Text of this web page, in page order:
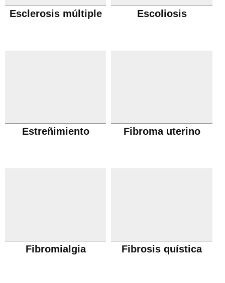
Esclerosis múltiple Escoliosis
Estreñimiento Fibroma uterino
Fibromialgia Fibrosis quística